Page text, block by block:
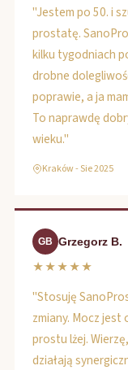
"Jestem po 50. i
prostatę.
kilku tygodniach
drobne
poprawie, a ja
To naprawdę
wieku."
Kraków - Sie 2025
GB Grzegorz B.
★★★★★
"Stosuję
zmiany. Mocz
prostu lżej.
działają